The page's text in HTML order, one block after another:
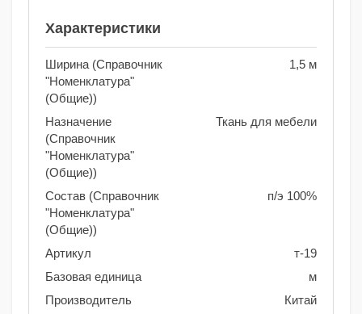
Характеристики
Ширина (Справочник
"Номенклатура"
(Общие))
1,5 м
Назначение
(Справочник
"Номенклатура"
(Общие))
Ткань для мебели
Состав (Справочник
"Номенклатура"
(Общие))
п/э 100%
Артикул
т-19
Базовая единица
м
Производитель
Китай